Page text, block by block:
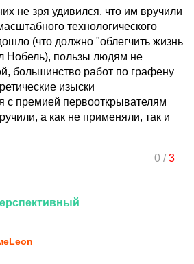
не зря удивился. что им вручили
технологического
(что должно "облегчить жизнь
Нобель), пользы людям не
большинство работ по графену
изыски
с премией первооткрывателям
а как не применяли, так и
0/3